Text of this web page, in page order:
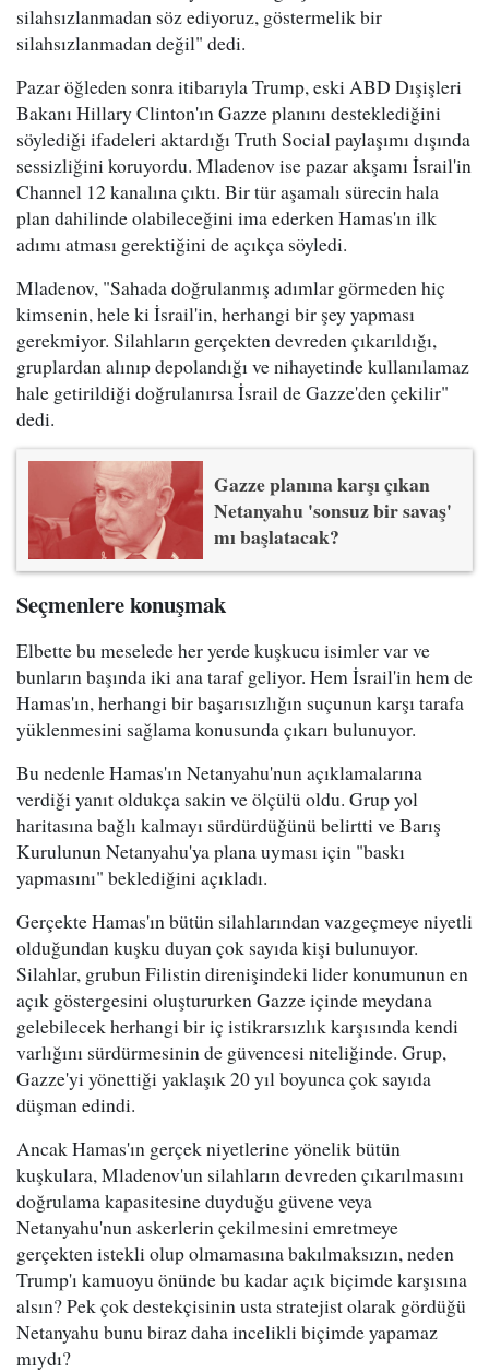
silahsızlanmadan söz ediyoruz, göstermelik bir
silahsızlanmadan değil" dedi.
Pazar öğleden sonra itibarıyla Trump, eski ABD Dışişleri
Bakanı Hillary Clinton'ın Gazze planını desteklediğini
söylediği ifadeleri aktardığı Truth Social paylaşımı dışında
sessizliğini koruyordu. Mladenov ise pazar akşamı İsrail'in
Channel 12 kanalına çıktı. Bir tür aşamalı sürecin hala
plan dahilinde olabileceğini ima ederken Hamas'ın ilk
adımı atması gerektiğini de açıkça söyledi.
Mladenov, "Sahada doğrulanmış adımlar görmeden hiç
kimsenin, hele ki İsrail'in, herhangi bir şey yapması
gerekmiyor. Silahların gerçekten devreden çıkarıldığı,
gruplardan alınıp depolandığı ve nihayetinde kullanılamaz
hale getirildiği doğrulanırsa İsrail de Gazze'den çekilir"
dedi.
Gazze planına karşı çıkan
Netanyahu 'sonsuz bir savaş'
mı başlatacak?
Seçmenlere konuşmak
Elbette bu meselede her yerde kuşkucu isimler var ve
bunların başında iki ana taraf geliyor. Hem İsrail'in hem de
Hamas'ın, herhangi bir başarısızlığın suçunun karşı tarafa
yüklenmesini sağlama konusunda çıkarı bulunuyor.
Bu nedenle Hamas'ın Netanyahu'nun açıklamalarına
verdiği yanıt oldukça sakin ve ölçülü oldu. Grup yol
haritasına bağlı kalmayı sürdürdüğünü belirtti ve Barış
Kurulunun Netanyahu'ya plana uyması için "baskı
yapmasını" beklediğini açıkladı.
Gerçekte Hamas'ın bütün silahlarından vazgeçmeye niyetli
olduğundan kuşku duyan çok sayıda kişi bulunuyor.
Silahlar, grubun Filistin direnişindeki lider konumunun en
açık göstergesini oluştururken Gazze içinde meydana
gelebilecek herhangi bir iç istikrarsızlık karşısında kendi
varlığını sürdürmesinin de güvencesi niteliğinde. Grup,
Gazze'yi yönettiği yaklaşık 20 yıl boyunca çok sayıda
düşman edindi.
Ancak Hamas'ın gerçek niyetlerine yönelik bütün
kuşkulara, Mladenov'un silahların devreden çıkarılmasını
doğrulama kapasitesine duyduğu güvene veya
Netanyahu'nun askerlerin çekilmesini emretmeye
gerçekten istekli olup olmamasına bakılmaksızın, neden
Trump'ı kamuoyu önünde bu kadar açık biçimde karşısına
alsın? Pek çok destekçisinin usta stratejist olarak gördüğü
Netanyahu bunu biraz daha incelikli biçimde yapamaz
mıydı?